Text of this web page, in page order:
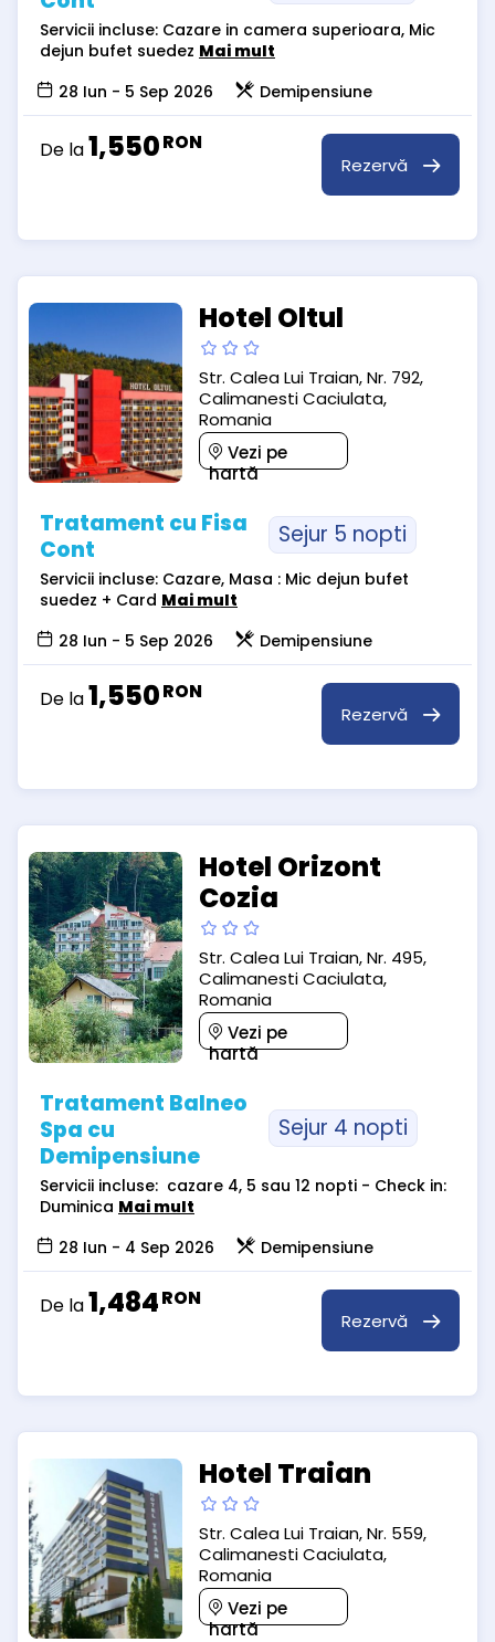
Servicii incluse: Cazare in camera superioara, Mic
dejun bufet suedez Mai mult
28 Iun - 5 Sep 2026
Demipensiune
De la1,550RON
Rezervă
Hotel Oltul
Str. Calea Lui Traian, Nr. 792,
Calimanesti Caciulata,
Romania
Vezi pe
hartă
Tratament cu Fisa
Cont
Sejur 5 nopti
Servicii incluse: Cazare, Masa : Mic dejun bufet
suedez + Card Mai mult
28 Iun - 5 Sep 2026
Demipensiune
De la1,550RON
Rezervă
Hotel Orizont
Cozia
Str. Calea Lui Traian, Nr. 495,
Calimanesti Caciulata,
Romania
Vezi pe
hartă
Tratament Balneo
Spa cu
Demipensiune
Sejur 4 nopti
Servicii incluse: cazare 4, 5 sau 12 nopti - Check in:
Duminica Mai mult
28 Iun - 4 Sep 2026
Demipensiune
De la1,484RON
Rezervă
Hotel Traian
Str. Calea Lui Traian, Nr. 559,
Calimanesti Caciulata,
Romania
Vezi pe
hartă